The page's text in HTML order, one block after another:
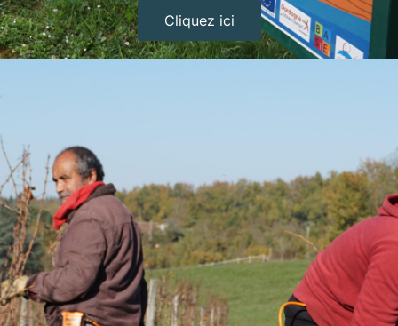
Cliquez ici